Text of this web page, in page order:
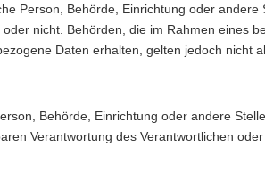
Person, Behörde, Einrichtung oder
nicht. Behörden, die im Rahmen eines
Daten erhalten, gelten jedoch nicht
Behörde, Einrichtung oder andere
Verantwortung des Verantwortlichen